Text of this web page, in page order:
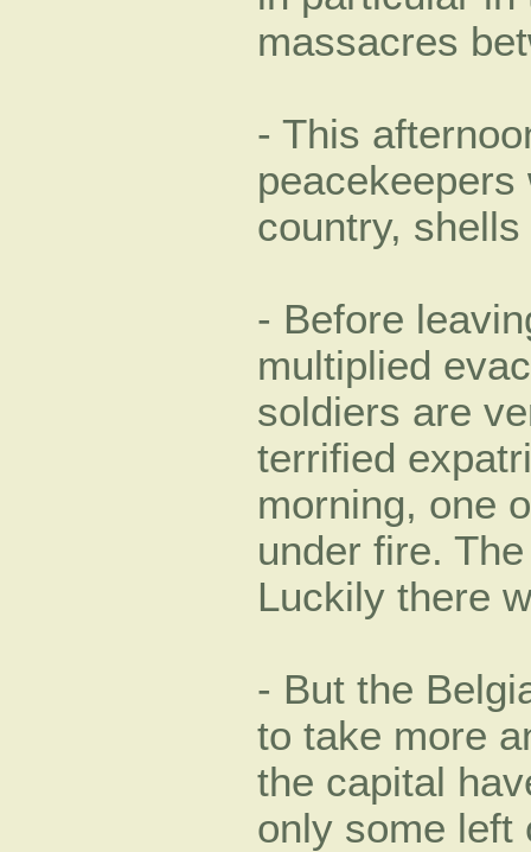
massacres
- This
country,
- Before
multiplied
soldiers are
terrified
morning, one
under fire.
Luckily there
- But the
to take more
the capital
only some left